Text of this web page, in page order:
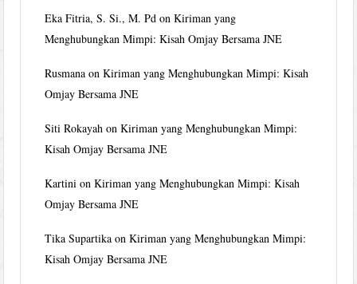
Eka Fitria, S. Si., M. Pd onKiriman yang
Menghubungkan Mimpi: Kisah Omjay Bersama JNE
Rusmana onKiriman yang Menghubungkan Mimpi: Kisah
Omjay Bersama JNE
Siti Rokayah onKiriman yang Menghubungkan Mimpi:
Kisah Omjay Bersama JNE
Kartini onKiriman yang Menghubungkan Mimpi: Kisah
Omjay Bersama JNE
Tika Supartika onKiriman yang Menghubungkan Mimpi:
Kisah Omjay Bersama JNE